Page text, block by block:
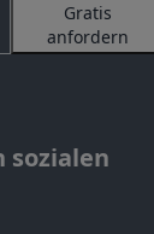
Gratis
anfordern
sozialen